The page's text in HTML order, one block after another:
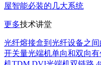
屋智能必装的几大系统
更多技术讲堂
光纤熔接盒到光纤设备之
开关量光端机单向和双向有